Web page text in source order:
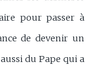
pour passer à
de devenir un
du Pape qui a